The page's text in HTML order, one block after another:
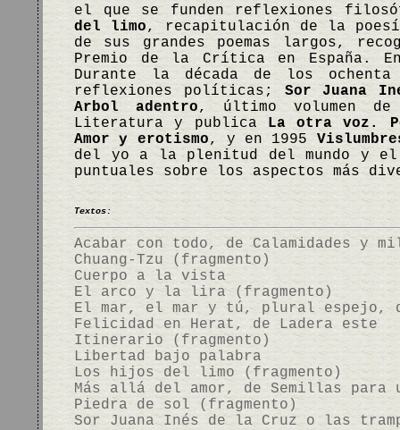
el que se funden reflexiones
del limo, recapitulación de la
de sus grandes poemas largos,
Premio de la Crítica en España.
Durante la década de los
reflexiones políticas; Sor Juana
Arbol adentro, último volumen
Literatura y publica La otra voz.
Amor y erotismo, y en 1995
del yo a la plenitud del mundo y el
puntuales sobre los aspectos más
Textos:
Acabar con todo, de Calamidades y
Chuang-Tzu (fragmento)
Cuerpo a la vista
El arco y la lira (fragmento)
El mar, el mar y tú, plural espejo,
Felicidad en Herat, de Ladera este
Itinerario (fragmento)
Libertad bajo palabra
Los hijos del limo (fragmento)
Más allá del amor, de Semillas para
Piedra de sol (fragmento)
Sor Juana Inés de la Cruz o las